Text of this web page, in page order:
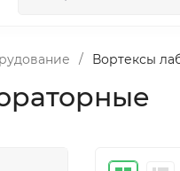
/ Вортексы